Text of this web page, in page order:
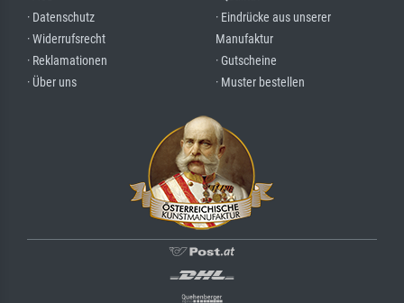
· Datenschutz
· Widerrufsrecht
· Reklamationen
· Über uns
· Eindrücke aus unserer
Manufaktur
· Gutscheine
· Muster bestellen